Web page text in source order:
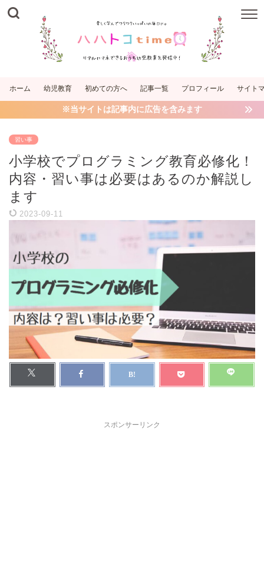
ホーム 幼児教育 初めての方へ 記事一覧 プロフィール サイト
※当サイトは記事内に広告を含みます
習い事
小学校でプログラミング教育必修化！
内容・習い事は必要はあるのか解説し
ます
2023-09-11
スポンサーリンク